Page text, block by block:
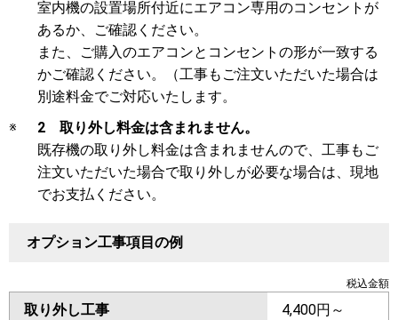
室内機の設置場所付近にエアコン専用のコンセントが
あるか、ご確認ください。
また、ご購入のエアコンとコンセントの形が一致する
かご確認ください。（工事もご注文いただいた場合は
別途料金でご対応いたします。
※
2 取り外し料金は含まれません。
既存機の取り外し料金は含まれませんので、工事もご
注文いただいた場合で取り外しが必要な場合は、現地
でお支払ください。
オプション工事項目の例
税込金額
取り外し工事 4,400円～